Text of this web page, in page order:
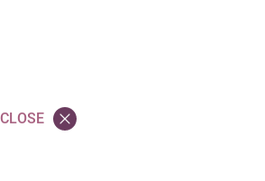
– The information has
鯁喉可致命 7大高危族尤其要
我們俗語的「哽親」即是鯁
炎，若不及時救治均可致命
CLOSE